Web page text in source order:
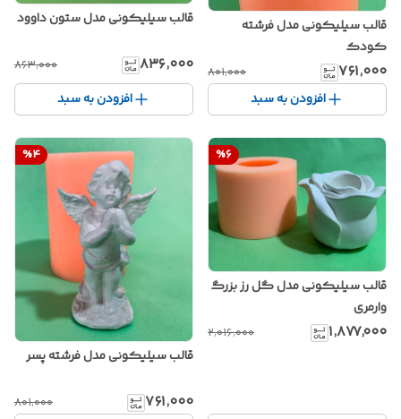
قالب سیلیکونی مدل فرشته
کودک
۷۶۱٬۰۰۰ ۸۰۱٬۰۰۰
افزودن به سبد
قالب سیلیکونی مدل ستون داوود
۸۳۶٬۰۰۰ ۸۶۳٬۰۰۰
افزودن به سبد
%6
قالب سیلیکونی مدل گل رز بزرگ
وارمری
۱٬۸۷۷٬۰۰۰ ۲٬۰۱۶٬۰۰۰
%4
قالب سیلیکونی مدل فرشته پسر
۷۶۱٬۰۰۰ ۸۰۱٬۰۰۰